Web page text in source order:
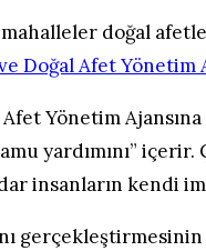
Doğal Afet
Yönetim
yardımını”
insanların kendi